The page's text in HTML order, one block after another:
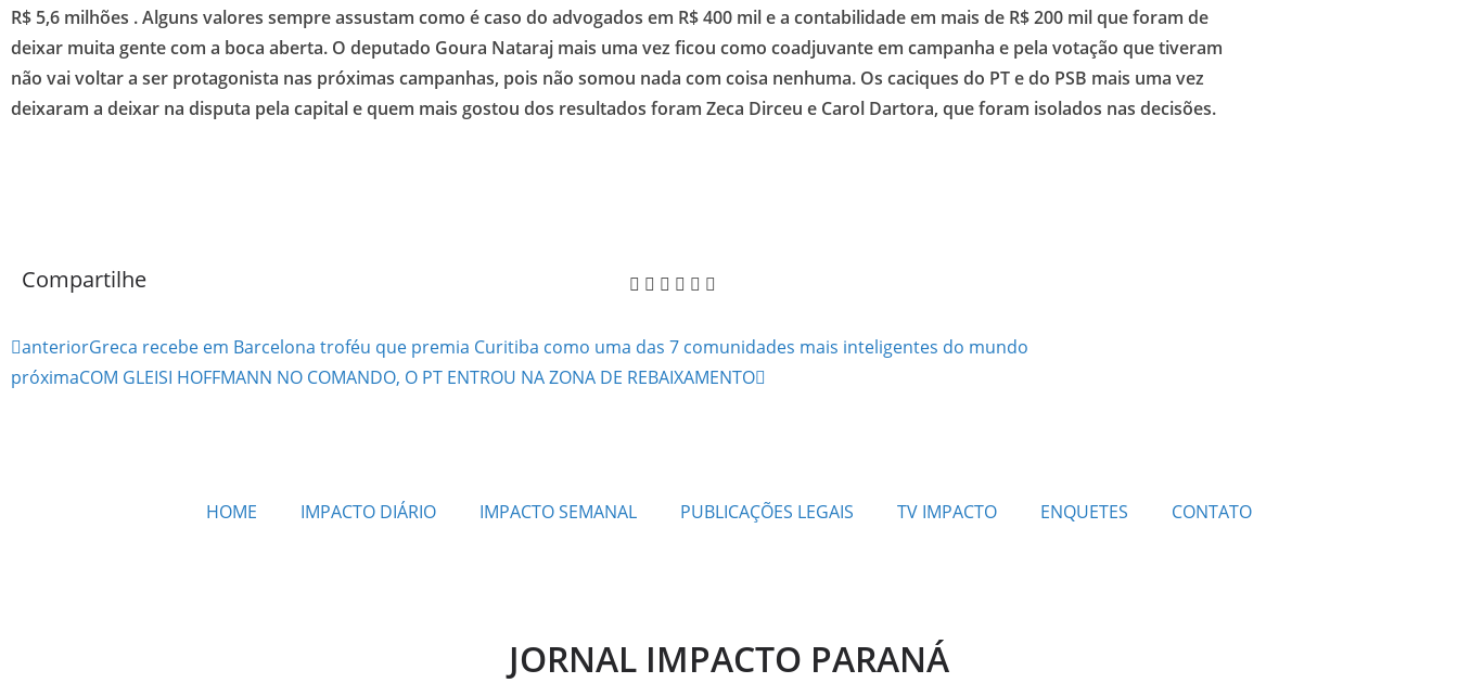
R$ 5,6 milhões . Alguns valores sempre assustam como é caso do advogados em R$ 400 mil e a contabilidade em mais de R$ 200 mil que foram de
deixar muita gente com a boca aberta. O deputado Goura Nataraj mais uma vez ficou como coadjuvante em campanha e pela votação que tiveram
não vai voltar a ser protagonista nas próximas campanhas, pois não somou nada com coisa nenhuma. Os caciques do PT e do PSB mais uma vez
deixaram a deixar na disputa pela capital e quem mais gostou dos resultados foram Zeca Dirceu e Carol Dartora, que foram isolados nas decisões.
Compartilhe
anteriorGreca recebe em Barcelona troféu que premia Curitiba como uma das 7 comunidades mais inteligentes do mundo
próximaCOM GLEISI HOFFMANN NO COMANDO, O PT ENTROU NA ZONA DE REBAIXAMENTO
HOME IMPACTO DIÁRIO IMPACTO SEMANAL PUBLICAÇÕES LEGAIS TV IMPACTO ENQUETES CONTATO
JORNAL IMPACTO PARANÁ